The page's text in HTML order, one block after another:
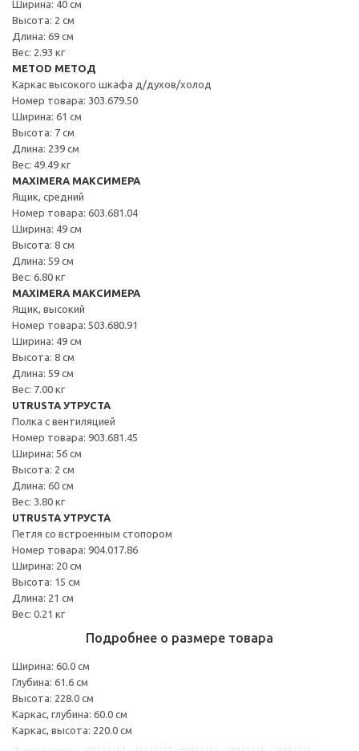
Ширина: 40 см
Высота: 2 см
Длина: 69 см
Вес: 2.93 кг
METOD МЕТОД
Каркас высокого шкафа д/духов/холод
Номер товара: 303.679.50
Ширина: 61 см
Высота: 7 см
Длина: 239 см
Вес: 49.49 кг
MAXIMERA МАКСИМЕРА
Ящик, средний
Номер товара: 603.681.04
Ширина: 49 см
Высота: 8 см
Длина: 59 см
Вес: 6.80 кг
MAXIMERA МАКСИМЕРА
Ящик, высокий
Номер товара: 503.680.91
Ширина: 49 см
Высота: 8 см
Длина: 59 см
Вес: 7.00 кг
UTRUSTA УТРУСТА
Полка с вентиляцией
Номер товара: 903.681.45
Ширина: 56 см
Высота: 2 см
Длина: 60 см
Вес: 3.80 кг
UTRUSTA УТРУСТА
Петля со встроенным стопором
Номер товара: 904.017.86
Ширина: 20 см
Высота: 15 см
Длина: 21 см
Вес: 0.21 кг
Подробнее о размере товара
Ширина: 60.0 см
Глубина: 61.6 см
Высота: 228.0 см
Каркас, глубина: 60.0 см
Каркас, высота: 220.0 см